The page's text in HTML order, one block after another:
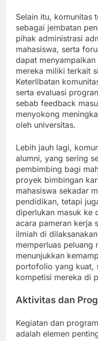
Selain itu, komunitas
sebagai jembatan
pihak administrasi
mahasiswa, serta
dapat
mereka miliki terkait
Keterlibatan
serta evaluasi
sebab feedback
menyokong
oleh universitas.
Lebih jauh lagi,
alumni, yang sering
pembimbing bagi
proyek bimbingan
mahasiswa sekadar
pendidikan, tetapi
diperlukan masuk ke
acara pameran kerja
ilmiah di
memperluas peluang
menunjukkan
portofolio yang kuat,
kompetisi mereka di
Aktivitas dan
Kegiatan dan
adalah elemen